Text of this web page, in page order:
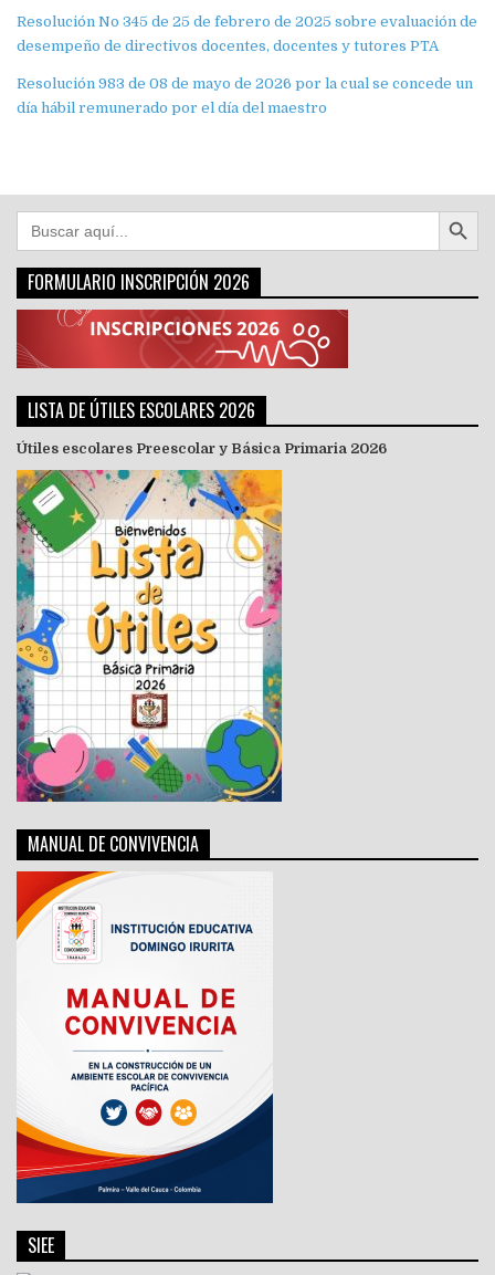
Resolución No 345 de 25 de febrero de 2025 sobre evaluación de
desempeño de directivos docentes, docentes y tutores PTA
Resolución 983 de 08 de mayo de 2026 por la cual se concede un
día hábil remunerado por el día del maestro
Buscar: Botón de
FORMULARIO INSCRIPCIÓN 2026
LISTA DE ÚTILES ESCOLARES 2026
Útiles escolares Preescolar y Básica Primaria 2026
MANUAL DE CONVIVENCIA
SIEE